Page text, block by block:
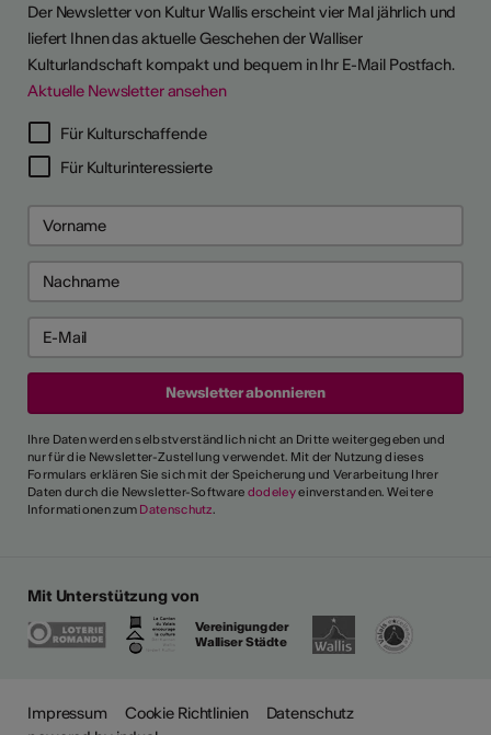
Der Newsletter von Kultur Wallis erscheint vier Mal jährlich und
liefert Ihnen das aktuelle Geschehen der Walliser
Kulturlandschaft kompakt und bequem in Ihr E-Mail Postfach.
Aktuelle Newsletter ansehen
Für Kulturschaffende
Für Kulturinteressierte
Ihre Daten werden selbstverständlich nicht an Dritte weitergegeben und
nur für die Newsletter-Zustellung verwendet. Mit der Nutzung dieses
Formulars erklären Sie sich mit der Speicherung und Verarbeitung Ihrer
Daten durch die Newsletter-Software dodeleyeinverstanden. Weitere
Informationen zum Datenschutz.
Mit Unterstützung von
Vereinigung der
Walliser Städte
Impressum Cookie Richtlinien
Datenschutz